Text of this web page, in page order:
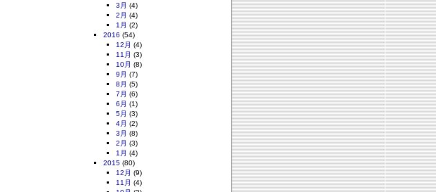
3月 (4)
2月 (4)
1月 (2)
2016 (54)
12月 (4)
11月 (3)
10月 (8)
9月 (7)
8月 (5)
7月 (6)
6月 (1)
5月 (3)
4月 (2)
3月 (8)
2月 (3)
1月 (4)
2015 (80)
12月 (9)
11月 (4)